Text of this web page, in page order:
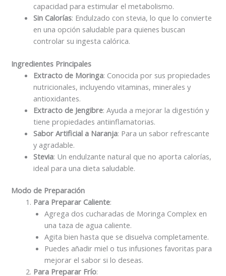
capacidad para estimular el metabolismo.
Sin Calorías: Endulzado con stevia, lo que lo convierte
en una opción saludable para quienes buscan
controlar su ingesta calórica.
Ingredientes Principales
Extracto de Moringa: Conocida por sus propiedades
nutricionales, incluyendo vitaminas, minerales y
antioxidantes.
Extracto de Jengibre: Ayuda a mejorar la digestión y
tiene propiedades antiinflamatorias.
Sabor Artificial a Naranja: Para un sabor refrescante
y agradable.
Stevia: Un endulzante natural que no aporta calorías,
ideal para una dieta saludable.
Modo de Preparación
Para Preparar Caliente:
Agrega dos cucharadas de Moringa Complex en
una taza de agua caliente.
Agita bien hasta que se disuelva completamente.
Puedes añadir miel o tus infusiones favoritas para
mejorar el sabor si lo deseas.
Para Preparar Frío: